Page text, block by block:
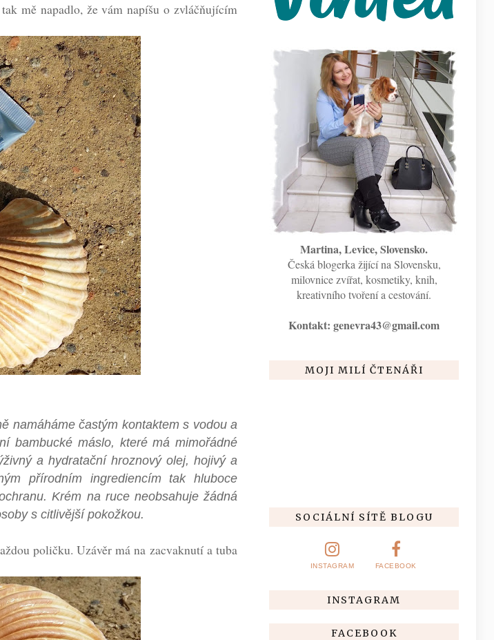
mě napadlo, že vám napíšu o zvláčňujícím
namáháme častým kontaktem s vodou a
bambucké máslo, které má mimořádné
a hydratační hroznový olej, hojivý a
přírodním ingrediencím tak hluboce
Krém na ruce neobsahuje žádná
s citlivější pokožkou.
poličku. Uzávěr má na zacvaknutí a tuba
Martina, Levice, Slovensko.
Česká blogerka žijící na Slovensku,
milovnice zvířat, kosmetiky, knih,
kreativního tvoření a cestování.
Kontakt: genevra43@gmail.com
MOJI MILÍ ČTENÁŘI
SOCIÁLNÍ SÍTĚ BLOGU
INSTAGRAM FACEBOOK
INSTAGRAM
FACEBOOK